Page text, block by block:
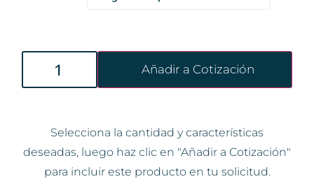
Añadir a Cotización
Selecciona la cantidad y características
deseadas, luego haz clic en "Añadir a Cotización"
para incluir este producto en tu solicitud.